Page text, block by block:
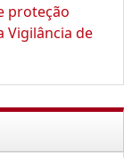
proteção
Vigilância de